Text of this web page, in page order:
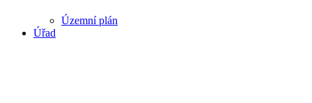
Územní plán
Úřad